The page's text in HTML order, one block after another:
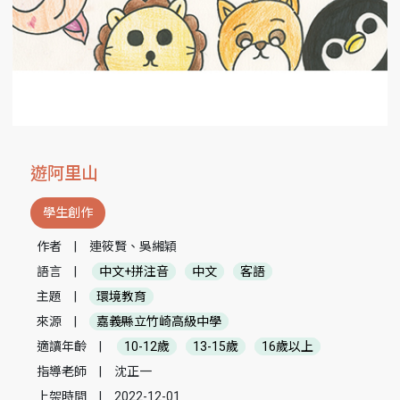
遊阿里山
學生創作
作者
連筱賢、吳緗穎
語言
中文+拼注音 中文
客語
主題
環境教育
來源
嘉義縣立竹崎高級中學
適讀年齡
10-12歲 13-15歲
16歲以上
指導老師
沈正一
上架時間
2022-12-01